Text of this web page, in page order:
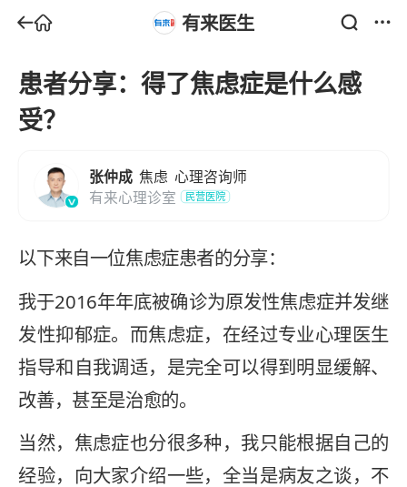
有来医生
患者分享：得了焦虑症是什么感
受？
张仲成 焦虑 心理咨询师
有来心理诊室
民营医院
以下来自一位焦虑症患者的分享：
我于2016年年底被确诊为原发性焦虑症并发继
发性抑郁症。而焦虑症，在经过专业心理医生
指导和自我调适，是完全可以得到明显缓解、
改善，甚至是治愈的。
当然，焦虑症也分很多种，我只能根据自己的
经验，向大家介绍一些，全当是病友之谈，不